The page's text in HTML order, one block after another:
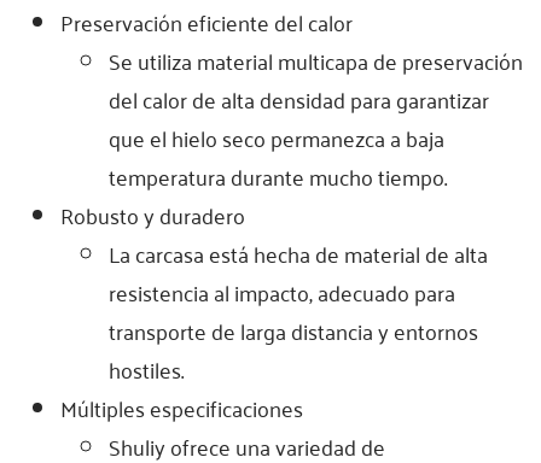
Preservación eficiente del calor
Se utiliza material multicapa de preservación
del calor de alta densidad para garantizar
que el hielo seco permanezca a baja
temperatura durante mucho tiempo.
Robusto y duradero
La carcasa está hecha de material de alta
resistencia al impacto, adecuado para
transporte de larga distancia y entornos
hostiles.
Múltiples especificaciones
Shuliy ofrece una variedad de